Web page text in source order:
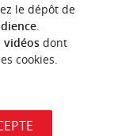
VOUS
le dépôt de
.
vidéosdont
cookies.